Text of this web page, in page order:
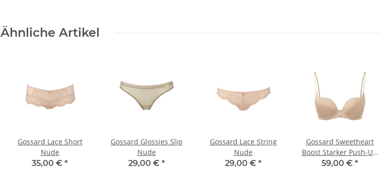
Ähnliche Artikel
Gossard Lace Short
Nude
35,00 € *
Gossard Glossies Slip
Nude
29,00 € *
Gossard Lace String
Nude
29,00 € *
Gossard Sweetheart
Boost Starker Push-Up
BH Nude
59,00 € *